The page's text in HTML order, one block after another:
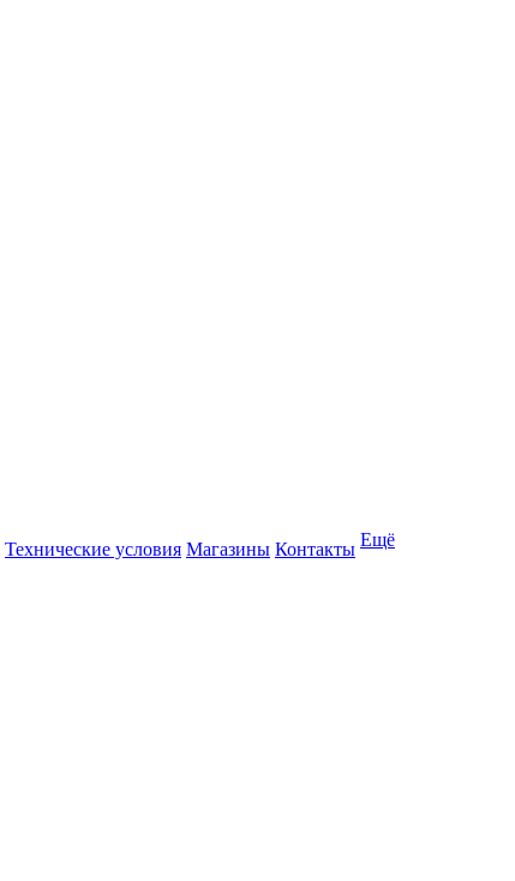
Технические условия Магазины Контакты Ещё